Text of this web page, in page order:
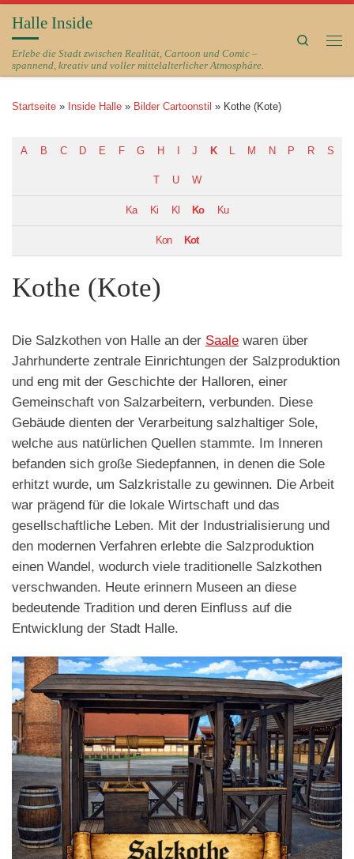
Zum Inhalt springen
Halle Inside
Erlebe die Stadt zwischen Realität, Cartoon und Comic –
spannend, kreativ und voller mittelalterlicher Atmosphäre.
Search
Startseite » Inside Halle » Bilder Cartoonstil » Kothe (Kote)
A B C D E F G H J K L M N P R S
U W
Ka Ki Kl Ko Ku
Kon Kot
Kothe (Kote)
Die Salzkothen von Halle an der Saale waren über
Jahrhunderte zentrale Einrichtungen der Salzproduktion
und eng mit der Geschichte der Halloren, einer
Gemeinschaft von Salzarbeitern, verbunden. Diese
Gebäude dienten der Verarbeitung salzhaltiger Sole,
welche aus natürlichen Quellen stammte. Im Inneren
befanden sich große Siedepfannen, in denen die Sole
erhitzt wurde, um Salzkristalle zu gewinnen. Die Arbeit
war prägend für die lokale Wirtschaft und das
gesellschaftliche Leben. Mit der Industrialisierung und
den modernen Verfahren erlebte die Salzproduktion
einen Wandel, wodurch viele traditionelle Salzkothen
verschwanden. Heute erinnern Museen an diese
bedeutende Tradition und deren Einfluss auf die
Entwicklung der Stadt Halle.